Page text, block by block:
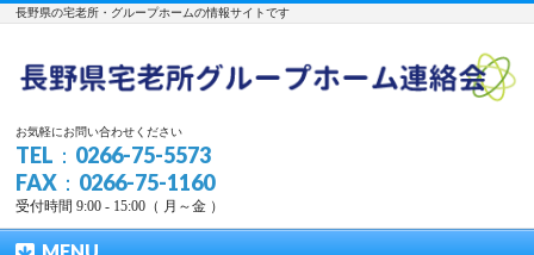
長野県の宅老所・グループホームの情報サイトです
お気軽にお問い合わせください
TEL：0266-75-5573
FAX：0266-75-1160
受付時間 9:00 - 15:00（ 月～金 ）